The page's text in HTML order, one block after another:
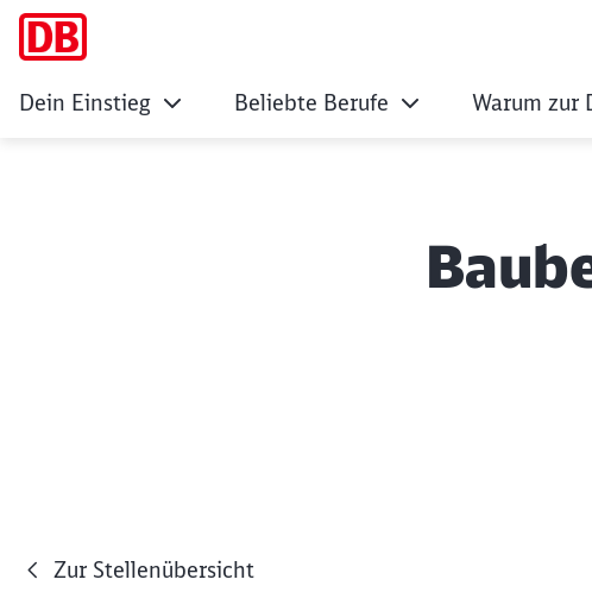
Dein Einstieg Beliebte Berufe Warum zur
Zur Stellenübersicht